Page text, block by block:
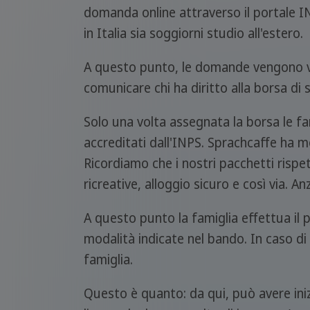
domanda online attraverso il portale
in Italia sia soggiorni studio all'estero.
A questo punto, le domande vengono
comunicare chi ha diritto alla borsa
Solo una volta assegnata la borsa le
accreditati dall'INPS. Sprachcaffe ha
Ricordiamo che i nostri pacchetti
ricreative, alloggio sicuro e così via.
A questo punto la famiglia effettua il
modalità indicate nel bando. In caso
famiglia.
Questo è quanto: da qui, può avere